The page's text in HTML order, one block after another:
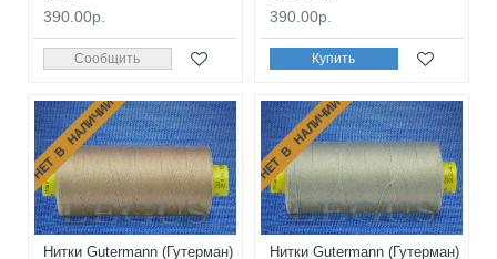
390.00р.
Сообщить
390.00р.
Купить
НЕТ В НАЛИЧИИ
Нитки Gutermann (Гутерман)
НЕТ В НАЛИЧИИ
Нитки Gutermann (Гутерман)